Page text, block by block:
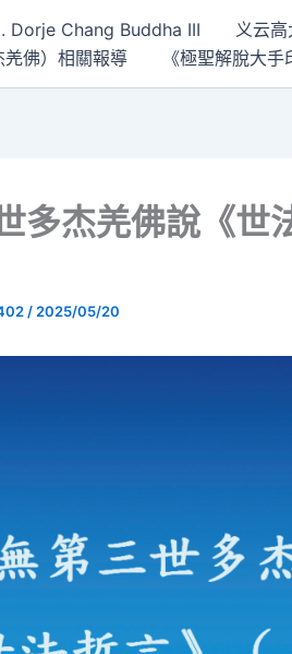
Dorje Chang Buddha III
义云
佛）相關報導
《極聖解脫大手
多杰羌佛說《世
/ 2025/05/20